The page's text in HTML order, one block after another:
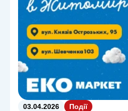
03.04.2026 Події